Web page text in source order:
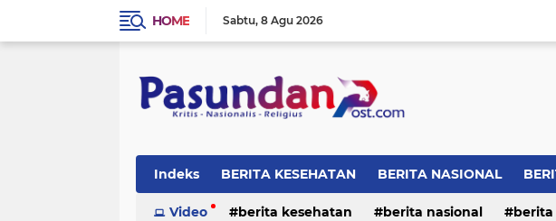
HOME Sabtu 8 Agu 2026
Indeks BERITA KESEHATAN BERITA NASIONAL
RELIGI
Video berita kesehatan berita nasional berita